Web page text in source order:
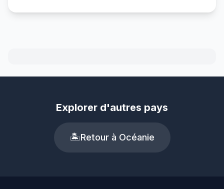
Explorer d'autres pays
🏝️Retour à Océanie